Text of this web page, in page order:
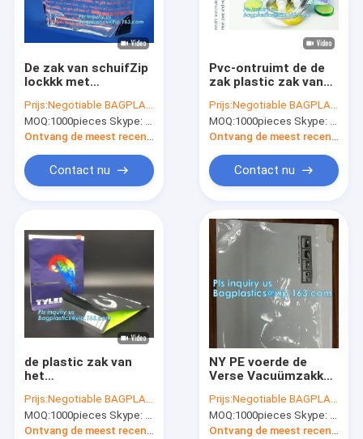
De zak van schuifZip
lockkk met
paneel voor
gemakkelijk etiket,
reclosable schuif
plastic kosmetische
schuif pac
Prijs:Negotiable BAGPLASTICS@YAHOO.COM
MOQ:1000pieces Skype: mydearneil
Contact nu
Pvc-ontruimt de de
zak plastic zak van
met ritssluiting, de
plastic zak van de
schuifritssluiting
zak van pvc van de
schuifritssluiting vi
Prijs:Negotiable BAGPLASTICS@YAHOO.COM
MOQ:1000pieces Skype: mydearneil
Contact nu
de plastic zak van
het
met de ritssluitings
plastic zak van de
ritssluitingsdia, pvc-
Prijs:Negotiable BAGPLASTICS@YAHOO.COM
MOQ:1000pieces Skype: mydearneil
Ontvang de meest recente Prijs
NY PE voerde de
Verse Vacuümzakken
Popcornvoedsel voor
Diepvriesbewaring
Vacuüm
Prijs:Negotiable BAGPLASTICS@YAHOO.COM
MOQ:1000pieces Skype: mydearneil
Ontvang de meest recente Prijs